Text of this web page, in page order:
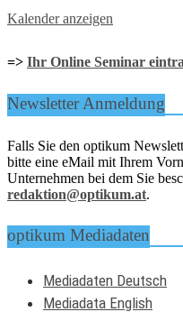
Kalender anzeigen
=> Ihr Online Seminar
Newsletter Anmeldung
Falls Sie den optikum
bitte eine eMail mit Ihrem
Unternehmen bei dem Sie
redaktion@optikum.at.
optikum Mediadaten
Mediadaten Deutsch
Mediadata English